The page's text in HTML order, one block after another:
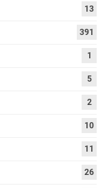
13
391
1
5
2
10
11
26